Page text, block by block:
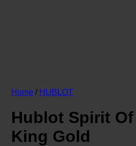
Home / HUBLOT
Hublot Spirit
King Gold